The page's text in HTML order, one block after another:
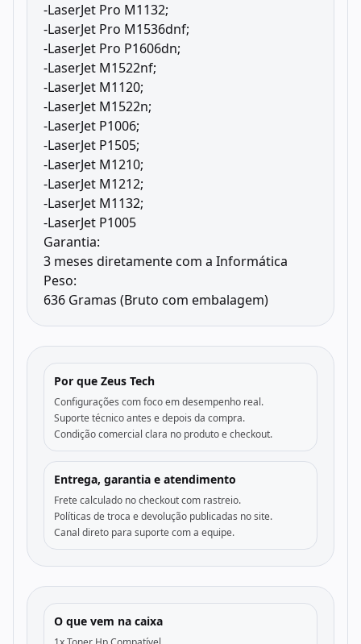
-LaserJet Pro M1132;
-LaserJet Pro M1536dnf;
-LaserJet Pro P1606dn;
-LaserJet M1522nf;
-LaserJet M1120;
-LaserJet M1522n;
-LaserJet P1006;
-LaserJet P1505;
-LaserJet M1210;
-LaserJet M1212;
-LaserJet M1132;
-LaserJet P1005
Garantia:
3 meses diretamente com a Informática
Peso:
636 Gramas (Bruto com embalagem)
Por que Zeus Tech
Configurações com foco em desempenho real.
Suporte técnico antes e depois da compra.
Condição comercial clara no produto e checkout.
Entrega, garantia e atendimento
Frete calculado no checkout com rastreio.
Políticas de troca e devolução publicadas no site.
Canal direto para suporte com a equipe.
O que vem na caixa